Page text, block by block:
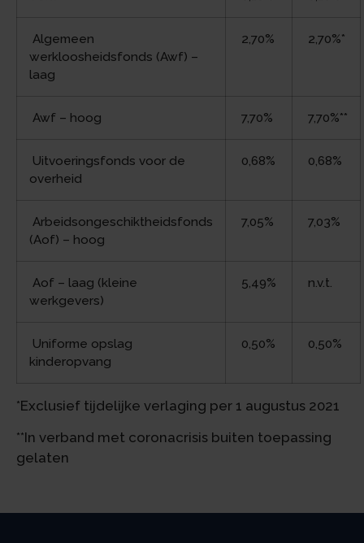
Algemeen
werkloosheidsfonds (Awf) –
laag
2,70% 2,70%*
Awf – hoog 7,70% 7,70%**
Uitvoeringsfonds voor de
overheid
0,68% 0,68%
Arbeidsongeschiktheidsfonds
(Aof) – hoog
7,05% 7,03%
Aof – laag (kleine
werkgevers)
5,49% n.v.t.
Uniforme opslag
kinderopvang
0,50% 0,50%
*Exclusief tijdelijke verlaging per 1 augustus 2021
**In verband met coronacrisis buiten toepassing
gelaten